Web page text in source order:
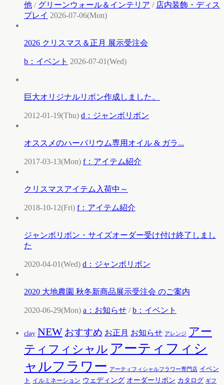
他 / グリーンウォール＆インテリア / 店内装飾・ディス
プレイ 2026-07-06(Mon)
2026 クリスマス＆正月 展示受注会
b：イベント 2026-07-01(Wed)
巨大オリジナルリボン作成しました。
2012-01-19(Thu) d：ジャンボリボン
オススメのハーバリウム専用オイル & ガラ...
2017-03-13(Mon) f：アイテム紹介
クリスマスアイテム入荷中～
2018-10-12(Fri) f：アイテム紹介
ジャンボリボン・サイズオーダー受け付け終了しまし
た
2020-04-01(Wed) d：ジャンボリボン
2020 大地農園 秋冬新商品展示受注会 のご案内
2020-06-29(Mon) a：お知らせ /b：イベント
clay NEW おすすめ お正月 お知らせ アレンジ アー
ティフィシャル アーティフィシ
ャルフラワー
アーティフィシャルフラワー専門店 イベン
ト イルミネーション ウェディング オーダーリボン カタログ ギフ